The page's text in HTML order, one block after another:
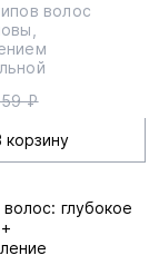
волос
₽
корзину
глубокое